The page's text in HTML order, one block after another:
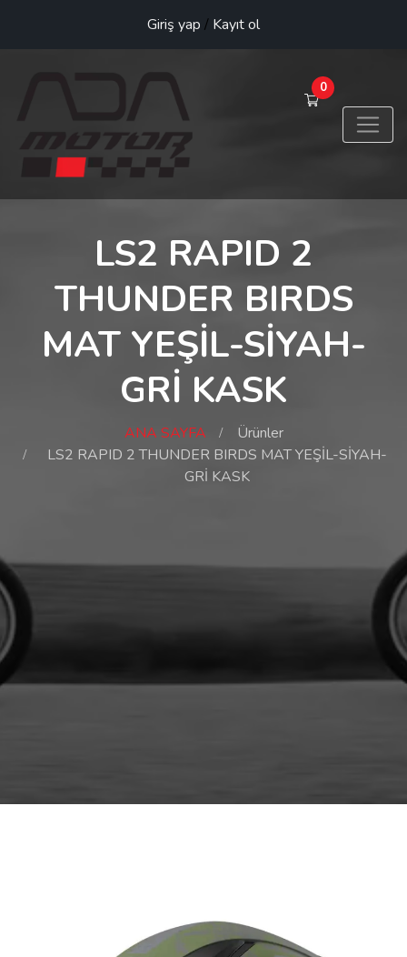
Giriş yap / Kayıt ol
0
LS2 RAPID 2
THUNDER BIRDS
MAT YEŞİL-SİYAH-
GRİ KASK
ANA SAYFA
Ürünler
LS2 RAPID 2 THUNDER BIRDS MAT YEŞİL-SİYAH-
GRİ KASK